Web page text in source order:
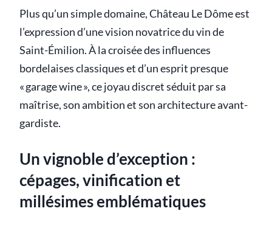
Plus qu’un simple domaine, Château Le Dôme est
l’expression d’une vision novatrice du vin de
Saint-Émilion. À la croisée des influences
bordelaises classiques et d’un esprit presque
« garage wine », ce joyau discret séduit par sa
maîtrise, son ambition et son architecture avant-
gardiste.
Un vignoble d’exception :
cépages, vinification et
millésimes emblématiques